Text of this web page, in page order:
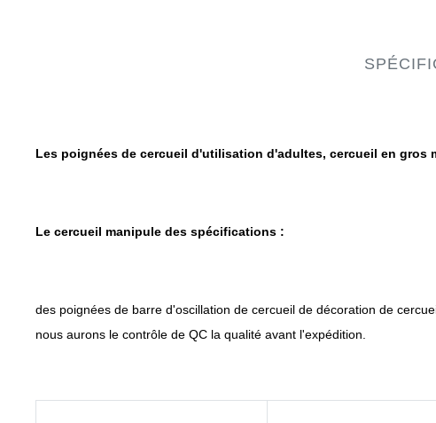
Les poignées de cercueil d'utilisation d'adultes, cercueil en gros
Le cercueil manipule des spécifications :
des poignées de barre d'oscillation de cercueil de décoration de
nous aurons le contrôle de QC la qualité avant l'expédition.